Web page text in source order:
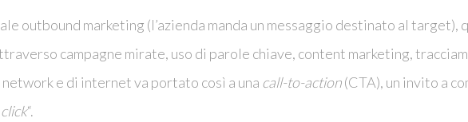
outbound marketing (l’azienda manda un messaggio destinato al
campagne mirate, uso di parole chiave, content marketing,
e di internet va portato così a una call-to-action(CTA), un invito a
click“.